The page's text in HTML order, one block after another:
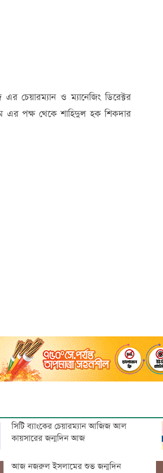
চেয়ারম্যান ও ম্যানেজিং ডিরেক্টর
এর পক্ষ থেকে শাহিদুল হক শিকদার
সিটি ব্যাংকের চেয়ারম্যান আজিজ আল
কায়সারের জন্মদিন আজ
আজ নজরুল ইসলামের শুভ জন্মদিন